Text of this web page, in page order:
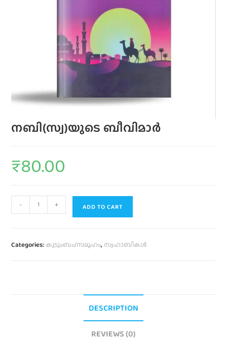
നബി(സ്വ)യുടെ ബീവിമാർ
₹80.00
- + ADD TO CART
Categories:കുടുംബം/സമൂഹം, സ്വഹാബികൾ
DESCRIPTION
REVIEWS (0)